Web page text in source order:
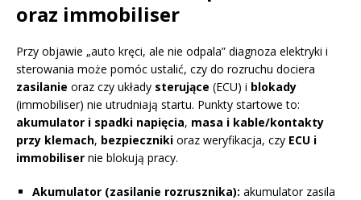
oraz immobiliser
Przy objawie „auto kręci, ale nie odpala” diagnoza elektryki i
sterowania może pomóc ustalić, czy do rozruchu dociera
zasilanie oraz czy układy sterujące (ECU) i blokady
(immobiliser) nie utrudniają startu. Punkty startowe to:
akumulator i spadki napięcia, masa i kable/kontakty
przy klemach, bezpieczniki oraz weryfikacja, czy ECU i
immobiliser nie blokują pracy.
Akumulator (zasilanie rozrusznika): akumulator zasila